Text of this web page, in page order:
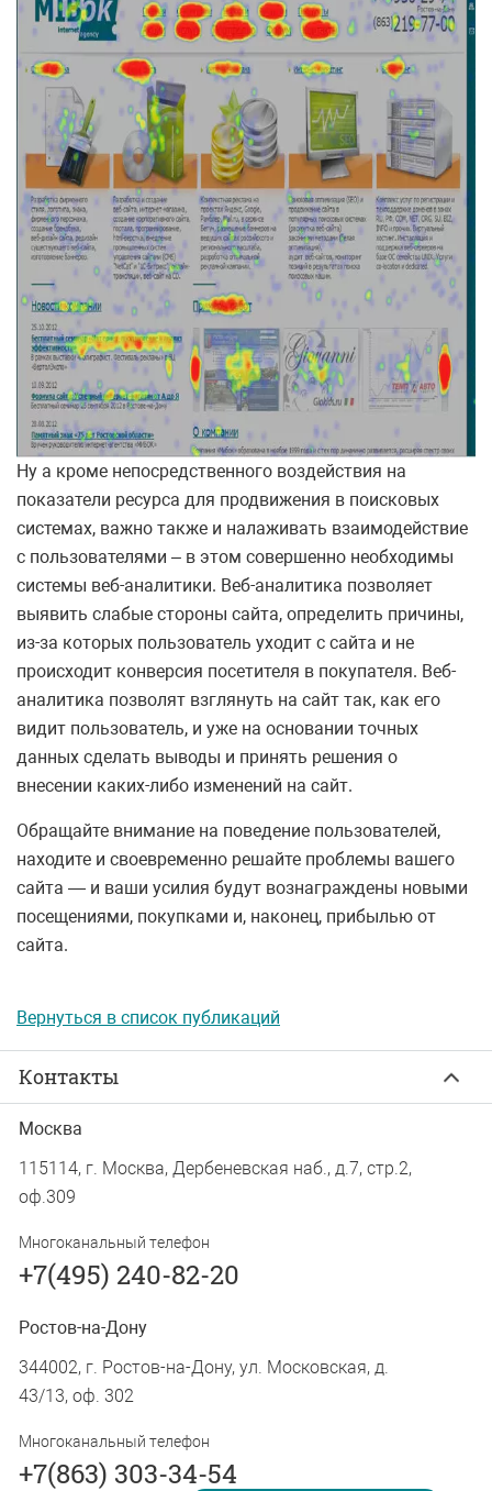
Ну а кроме непосредственного воздействия на
показатели ресурса для продвижения в поисковых
системах, важно также и налаживать взаимодействие
с пользователями – в этом совершенно необходимы
системы веб-аналитики. Веб-аналитика позволяет
выявить слабые стороны сайта, определить причины,
из-за которых пользователь уходит с сайта и не
происходит конверсия посетителя в покупателя. Веб-
аналитика позволят взглянуть на сайт так, как его
видит пользователь, и уже на основании точных
данных сделать выводы и принять решения о
внесении каких-либо изменений на сайт.
Обращайте внимание на поведение пользователей,
находите и своевременно решайте проблемы вашего
сайта — и ваши усилия будут вознаграждены новыми
посещениями, покупками и, наконец, прибылью от
сайта.
Вернуться в список публикаций
Контакты
Москва
115114, г. Москва, Дербеневская наб., д.7, стр.2,
оф.309
Многоканальный телефон
+7(495) 240-82-20
Ростов-на-Дону
344002, г. Ростов-на-Дону, ул. Московская, д.
43/13, оф. 302
Многоканальный телефон
+7(863) 303-34-54